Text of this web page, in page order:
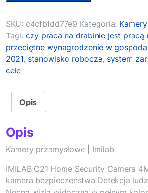
SKU: c4cfbfdd77e9 Kategoria:
Tagi: czy praca na drabinie jest pracą
przeciętne wynagrodzenie w
2021, stanowisko robocze, system
cele
Opis
Opis
Kamery przemysłowe | Imilab
IMILAB C21 Home Security Camera
kamera bezpieczeństwa Detekcja